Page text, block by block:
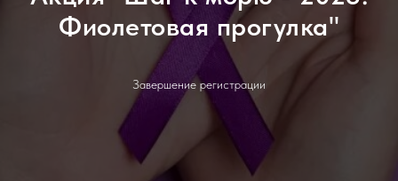
Фиолетовая прогулка"
Завершение регистрации